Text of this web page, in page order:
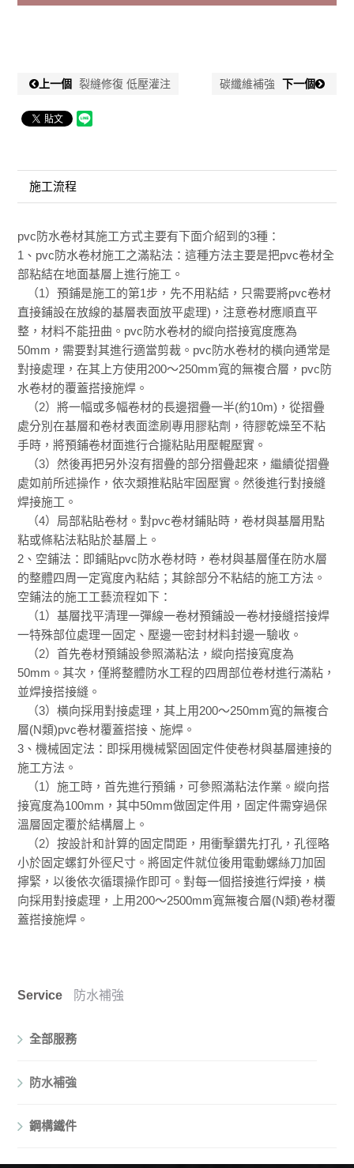
上一個 裂縫修復 低壓灌注 碳纖維補強 下一個
施工流程
pvc防水卷材其施工方式主要有下面介紹到的3種：
1、pvc防水卷材施工之滿粘法：這種方法主要是把pvc卷材全
部粘結在地面基層上進行施工。
（1）預鋪是施工的第1步，先不用粘結，只需要將pvc卷材
直接鋪設在放線的基層表面放平處理)，注意卷材應順直平
整，材料不能扭曲。pvc防水卷材的縱向搭接寬度應為
50mm，需要對其進行適當剪裁。pvc防水卷材的橫向通常是
對接處理，在其上方使用200～250mm寬的無複合層，pvc防
水卷材的覆蓋搭接施焊。
（2）將一幅或多幅卷材的長邊摺疊一半(約10m)，從摺疊
處分別在基層和卷材表面塗刷專用膠粘劑，待膠乾燥至不粘
手時，將預鋪卷材面進行合攏粘貼用壓輥壓實。
（3）然後再把另外沒有摺疊的部分摺疊起來，繼續從摺疊
處如前所述操作，依次類推粘貼牢固壓實。然後進行對接縫
焊接施工。
（4）局部粘貼卷材。對pvc卷材鋪貼時，卷材與基層用點
粘或條粘法粘貼於基層上。
2、空鋪法：即鋪貼pvc防水卷材時，卷材與基層僅在防水層
的整體四周一定寬度內粘結；其餘部分不粘結的施工方法。
空鋪法的施工工藝流程如下：
（1）基層找平清理一彈線一卷材預鋪設一卷材接縫搭接焊
一特殊部位處理一固定、壓邊一密封材料封邊一驗收。
（2）首先卷材預鋪設參照滿粘法，縱向搭接寬度為
50mm。其次，僅將整體防水工程的四周部位卷材進行滿粘，
並焊接搭接縫。
（3）橫向採用對接處理，其上用200～250mm寬的無複合
層(N類)pvc卷材覆蓋搭接、施焊。
3、機械固定法：即採用機械緊固固定件使卷材與基層連接的
施工方法。
（1）施工時，首先進行預鋪，可參照滿粘法作業。縱向搭
接寬度為100mm，其中50mm做固定件用，固定件需穿過保
溫層固定覆於結構層上。
（2）按設計和計算的固定間距，用衝擊鑽先打孔，孔徑略
小於固定螺釘外徑尺寸。將固定件就位後用電動螺絲刀加固
擰緊，以後依次循環操作即可。對每一個搭接進行焊接，橫
向採用對接處理，上用200～2500mm寬無複合層(N類)卷材覆
蓋搭接施焊。
Service 防水補強
全部服務
防水補強
鋼構鐵件